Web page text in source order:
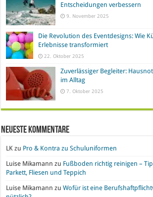
Entscheidungen verbessern
9. November 2025
Die Revolution des Eventdesigns: Wie
Erlebnisse transformiert
22. Oktober 2025
Zuverlässiger Begleiter:
im Alltag
7. Oktober 2025
Neueste Kommentare
LK zu Pro & Kontra zu Schuluniformen
Luise Mikamann zu Fußboden richtig reinigen –
Parkett, Fliesen und Teppich
Luise Mikamann zuWofür ist eine